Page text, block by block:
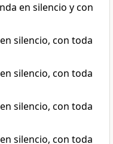
en silencio y con
silencio, con toda
silencio, con toda
silencio, con toda
silencio, con toda